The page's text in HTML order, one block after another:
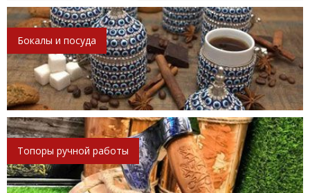
Бокалы и посуда
Топоры ручной работы